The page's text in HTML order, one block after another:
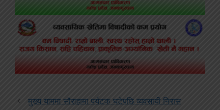
मुख्य याममा सौराहामा पर्यटक घटेपछि व्यवसायी निरास